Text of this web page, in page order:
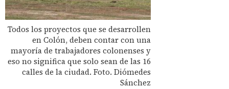
Todos los proyectos que se desarrollen
en Colón, deben contar con una
mayoría de trabajadores colonenses y
eso no significa que solo sean de las 16
calles de la ciudad. Foto. Diómedes
Sánchez